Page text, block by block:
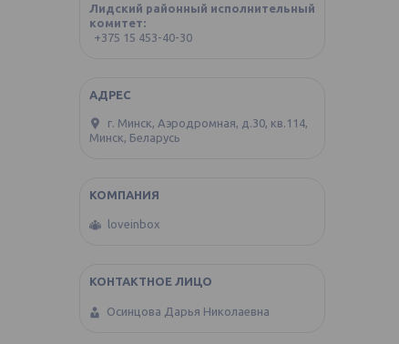
Лидский районный исполнительный
комитет
+375 15 453-40-30
г. Минск, Аэродромная, д.30, кв.114,
Минск, Беларусь
loveinbox
Осинцова Дарья Николаевна